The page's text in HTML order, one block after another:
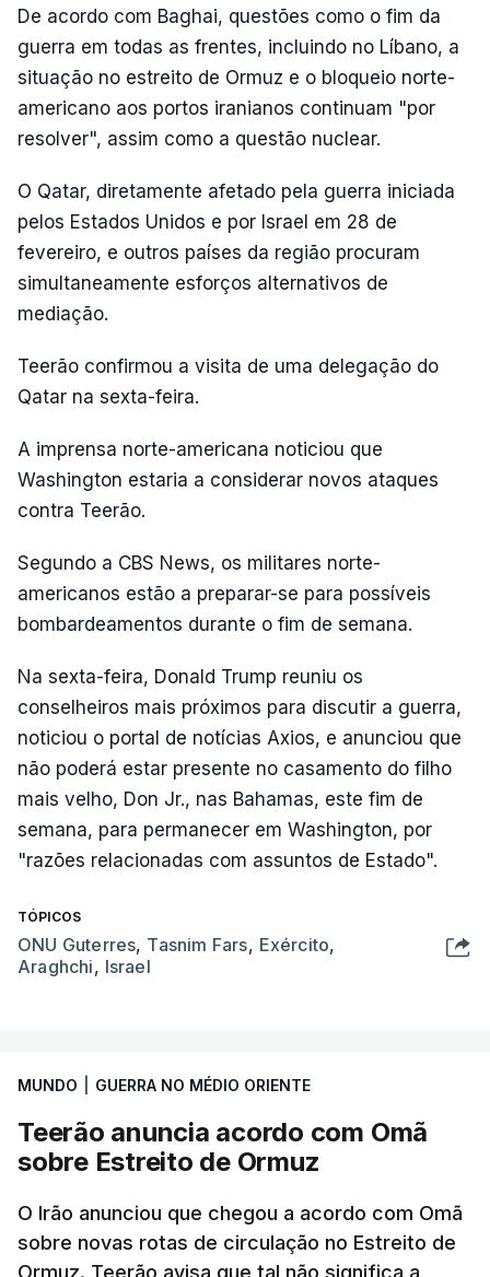
De acordo com Baghai, questões como o fim da
guerra em todas as frentes, incluindo no Líbano, a
situação no estreito de Ormuz e o bloqueio norte-
americano aos portos iranianos continuam "por
resolver", assim como a questão nuclear.
O Qatar, diretamente afetado pela guerra iniciada
pelos Estados Unidos e por Israel em 28 de
fevereiro, e outros países da região procuram
simultaneamente esforços alternativos de
mediação.
Teerão confirmou a visita de uma delegação do
Qatar na sexta-feira.
A imprensa norte-americana noticiou que
Washington estaria a considerar novos ataques
contra Teerão.
Segundo a CBS News, os militares norte-
americanos estão a preparar-se para possíveis
bombardeamentos durante o fim de semana.
Na sexta-feira, Donald Trump reuniu os
conselheiros mais próximos para discutir a guerra,
noticiou o portal de notícias Axios, e anunciou que
não poderá estar presente no casamento do filho
mais velho, Don Jr., nas Bahamas, este fim de
semana, para permanecer em Washington, por
"razões relacionadas com assuntos de Estado".
TÓPICOS
ONU Guterres, Tasnim Fars, Exército,
Araghchi, Israel
MUNDO GUERRA NO MÉDIO ORIENTE
Teerão anuncia acordo com Omã
sobre Estreito de Ormuz
O Irão anunciou que chegou a acordo com Omã
sobre novas rotas de circulação no Estreito de
Ormuz. Teerão avisa que tal não significa a